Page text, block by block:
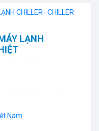
LẠNH
Nam